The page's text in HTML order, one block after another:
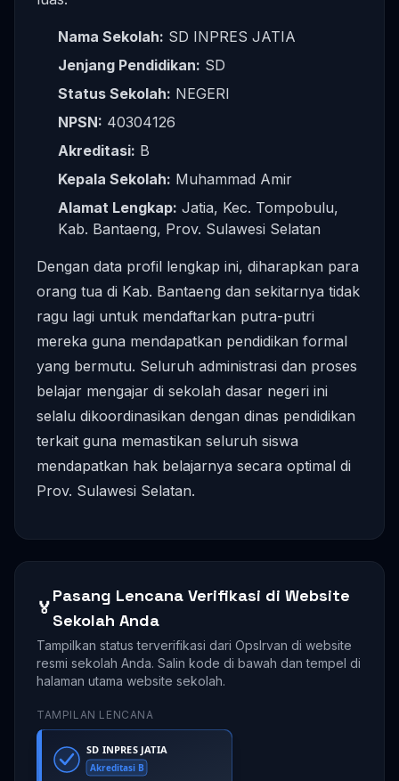
Nama Sekolah: SD INPRES JATIA
Jenjang Pendidikan: SD
Status Sekolah: NEGERI
NPSN: 40304126
Akreditasi: B
Kepala Sekolah: Muhammad Amir
Alamat Lengkap: Jatia, Kec. Tompobulu,
Kab. Bantaeng, Prov. Sulawesi Selatan
Dengan data profil lengkap ini, diharapkan para
orang tua di Kab. Bantaeng dan sekitarnya tidak
ragu lagi untuk mendaftarkan putra-putri
mereka guna mendapatkan pendidikan formal
yang bermutu. Seluruh administrasi dan proses
belajar mengajar di sekolah dasar negeri ini
selalu dikoordinasikan dengan dinas pendidikan
terkait guna memastikan seluruh siswa
mendapatkan hak belajarnya secara optimal di
Prov. Sulawesi Selatan.
🏅
Pasang Lencana Verifikasi di Website
Sekolah Anda
Tampilkan status terverifikasi dari OpsIrvan di website
resmi sekolah Anda. Salin kode di bawah dan tempel di
halaman utama website sekolah.
TAMPILAN LENCANA